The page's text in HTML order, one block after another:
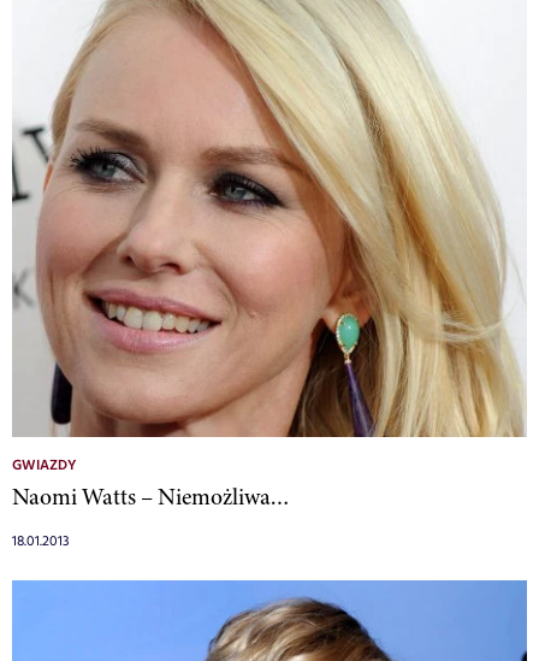
GWIAZDY
Naomi Watts – Niemożliwa…
18.01.2013